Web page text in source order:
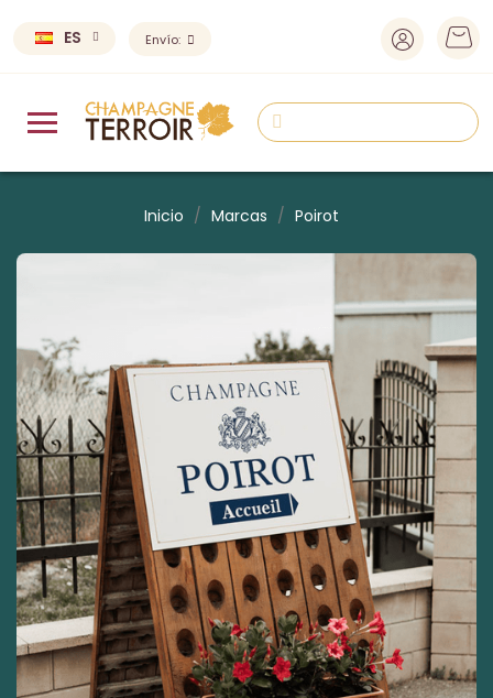
ES Envío:
Inicio Marcas Poirot